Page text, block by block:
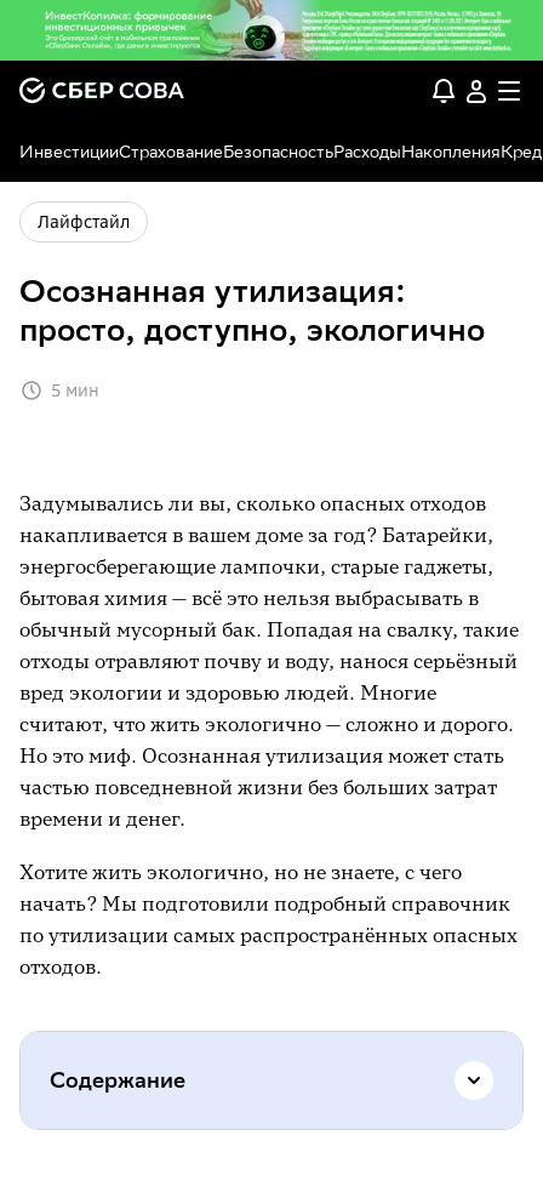
ИнвестицииСтрахованиеБезопасностьРасходыНакопления
Лайфстайл
Осознанная утилизация:
просто, доступно, экологично
5 мин
Задумывались ли вы, сколько опасных отходов
накапливается в вашем доме за год? Батарейки,
энергосберегающие лампочки, старые гаджеты,
бытовая химия — всё это нельзя выбрасывать в
обычный мусорный бак. Попадая на свалку, такие
отходы отравляют почву и воду, нанося серьёзный
вред экологии и здоровью людей. Многие
считают, что жить экологично — сложно и дорого.
Но это миф. Осознанная утилизация может стать
частью повседневной жизни без больших затрат
времени и денег.
Хотите жить экологично, но не знаете, с чего
начать? Мы подготовили подробный справочник
по утилизации самых распространённых опасных
отходов.
Содержание